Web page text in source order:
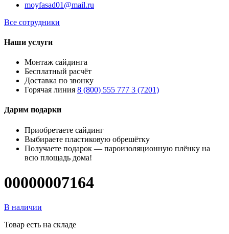
moyfasad01@mail.ru
Все сотрудники
Наши услуги
Монтаж сайдинга
Бесплатный расчёт
Доставка по звонку
Горячая линия 8 (800) 555 777 3 (7201)
Дарим подарки
Приобретаете сайдинг
Выбираете пластиковую обрешётку
Получаете подарок — пароизоляционную плёнку на
всю площадь дома!
00000007164
В наличии
Товар есть на складе